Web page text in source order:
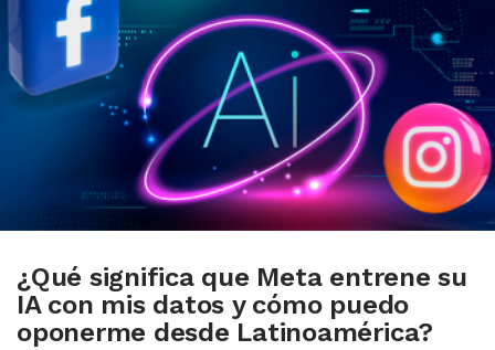
¿Qué significa que Meta entrene su
IA con mis datos y cómo puedo
oponerme desde Latinoamérica?